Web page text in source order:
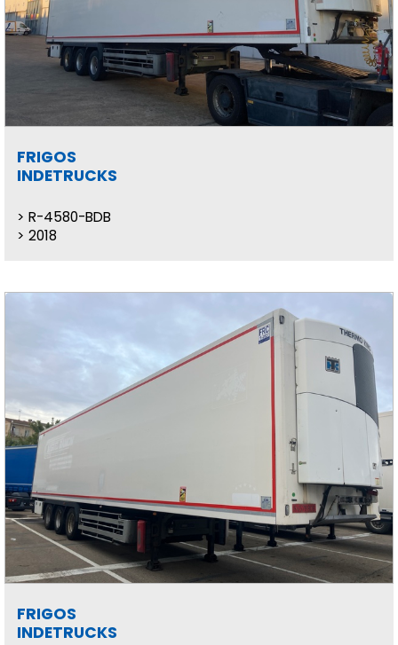
FRIGOS
INDETRUCKS
R-4580-BDB
2018
FRIGOS
INDETRUCKS